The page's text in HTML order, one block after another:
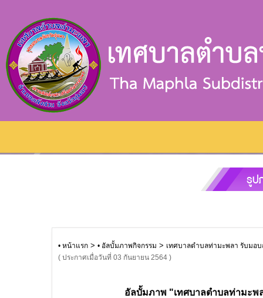
• หน้าแรก> • อัลบั้มภาพกิจกรรม > เทศบาลตำบลท่ามะพลา รับมอ
( ประกาศเมื่อวันที่ 03 กันยายน 2564 )
อัลบั้มภาพ "เทศบาลตำบลท่ามะพ